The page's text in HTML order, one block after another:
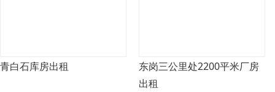
青白石库房出租
东岗三公里处2200平米厂房
出租